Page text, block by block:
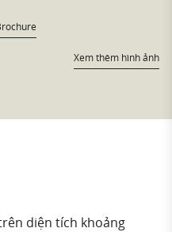
Xem thêm hình ảnh
diện tích khoảng